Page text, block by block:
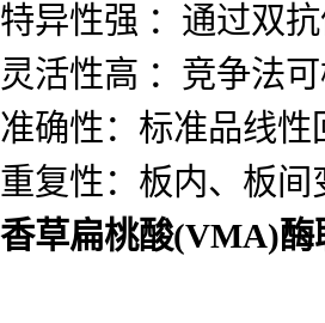
特异性强 ：通过双
灵活性高 ：竞争法
准确性：标准品线性
重复性：板内、板间
香草扁桃酸(VMA)酶